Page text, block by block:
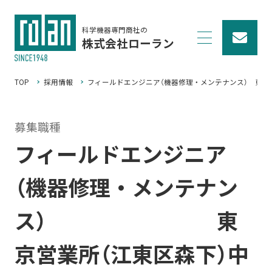
科学機器専門商社の
株式会社ローラン
TOP 採用情報 フィールドエンジニア（機器修理・メンテナンス） 東京
募集職種
フィールドエンジニア
（機器修理・メンテナン
ス） 東
京営業所（江東区森下）中